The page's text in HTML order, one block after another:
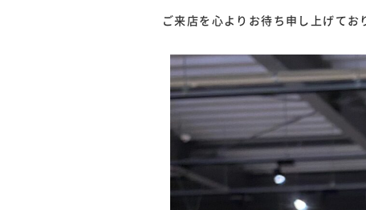
ご来店を心よりお待ち申し上げてお